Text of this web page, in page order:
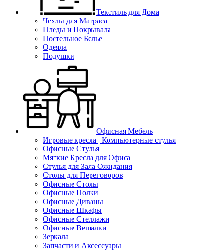
Текстиль для Дома
Чехлы для Матраса
Пледы и Покрывала
Постельное Белье
Одеяла
Подушки
Офисная Мебель
Игровые кресла | Компьютерные стулья
Офисные Стулья
Мягкие Кресла для Офиса
Стулья для Зала Ожидания
Столы для Переговоров
Офисные Столы
Офисные Полки
Офисные Диваны
Офисные Шкафы
Офисные Стеллажи
Офисные Вешалки
Зеркала
Запчасти и Аксессуары